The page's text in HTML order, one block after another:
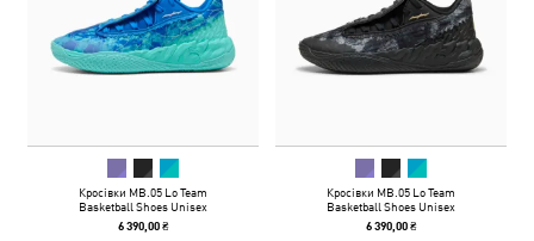
Кросівки MB.05 Lo Team
Basketball Shoes Unisex
6 390,00 ₴
Кросівки MB.05 Lo Team
Basketball Shoes Unisex
6 390,00 ₴